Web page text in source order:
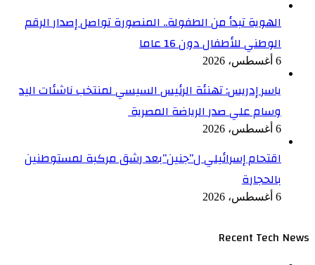
الهوية تبدأ من الطفولة.. المنصورة تواصل إصدار الرقم
الوطني للأطفال دون 16 عاما
6 أغسطس، 2026
ياسر إدريس: تهنئة الرئيس السيسي لمنتخب ناشئات اليد
وسام علي صدر الرياضة المصرية
6 أغسطس، 2026
اقتحام إسرائيلي ل”جنين”بعد رشق مركبة لمستوطنين
بالحجارة
6 أغسطس، 2026
Recent Tech News